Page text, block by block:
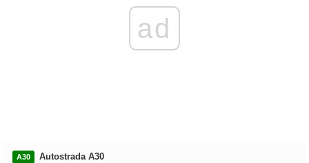
ad
A30
Autostrada A30